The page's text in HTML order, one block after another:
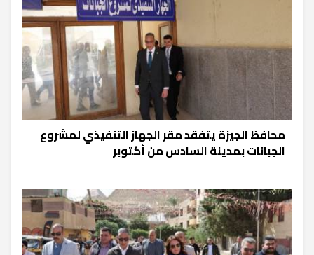
محافظ الجيزة يتفقد مقر الجهاز التنفيذي لمشروع
الجبانات بمدينة السادس من أكتوبر